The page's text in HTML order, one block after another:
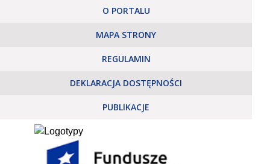
O PORTALU
MAPA STRONY
REGULAMIN
DEKLARACJA DOSTĘPNOŚCI
PUBLIKACJE